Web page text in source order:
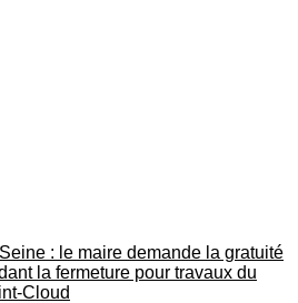
: le maire demande la gratuité
la fermeture pour travaux du
Cloud